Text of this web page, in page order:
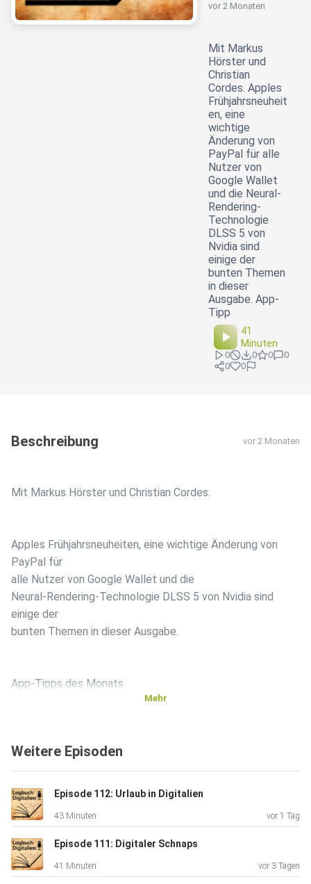
vor 2 Monaten
Mit Markus
Hörster und
Christian
Cordes. Apples
Frühjahrsneuheit
en, eine
wichtige
Änderung von
PayPal für alle
Nutzer von
Google Wallet
und die Neural-
Rendering-
Technologie
DLSS 5 von
Nvidia sind
einige der
bunten Themen
in dieser
Ausgabe. App-
Tipp
41
Minuten
0 0 0
0
0
0
Beschreibung vor 2 Monaten
Mit Markus Hörster und Christian Cordes.
Apples Frühjahrsneuheiten, eine wichtige Änderung von
PayPal für
alle Nutzer von Google Wallet und die
Neural-Rendering-Technologie DLSS 5 von Nvidia sind
einige der
bunten Themen in dieser Ausgabe.
App-Tipps des Monats
(Android, iOS)
Mehr
Weitere Episoden
Episode 112: Urlaub in Digitalien
43 Minuten vor 1 Tag
Episode 111: Digitaler Schnaps
41 Minuten vor 3 Tagen